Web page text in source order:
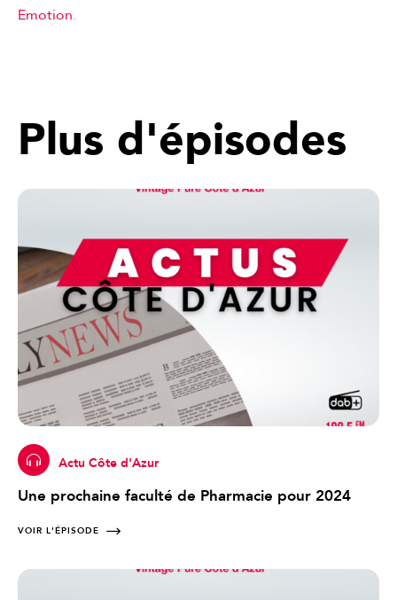
Emotion.
Plus d'épisodes
Actu Côte d'Azur
Une prochaine faculté de Pharmacie pour 2024
VOIR L'ÉPISODE